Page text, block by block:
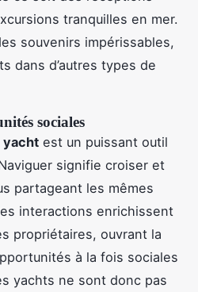
tranquilles en mer.
souvenirs impérissables,
dans d’autres types de
sociales
yacht est un puissant outil
signifie croiser et
partageant les mêmes
interactions enrichissent
propriétaires, ouvrant la
à la fois sociales
yachts ne sont donc pas